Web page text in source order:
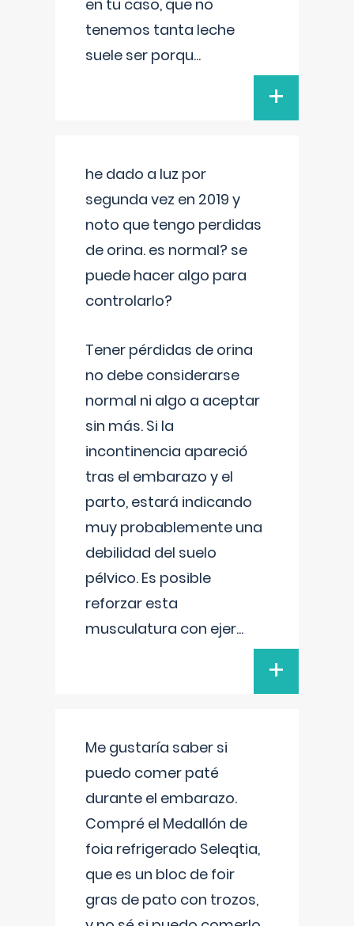
en tu caso, que no
tenemos tanta leche
suele ser porqu...
+
he dado a luz por
segunda vez en 2019 y
noto que tengo perdidas
de orina. es normal? se
puede hacer algo para
controlarlo?
Tener pérdidas de orina
no debe considerarse
normal ni algo a aceptar
sin más. Si la
incontinencia apareció
tras el embarazo y el
parto, estará indicando
muy probablemente una
debilidad del suelo
pélvico. Es posible
reforzar esta
musculatura con ejer...
+
Me gustaría saber si
puedo comer paté
durante el embarazo.
Compré el Medallón de
foia refrigerado Seleqtia,
que es un bloc de foir
gras de pato con trozos,